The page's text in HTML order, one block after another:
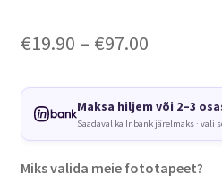
€19.90 – €97.00Price
€19.90
through
€97.00
Maksa hiljem või 2–3
Saadaval ka Inbank järelmaks · vali
Miks valida meie fototapeet?